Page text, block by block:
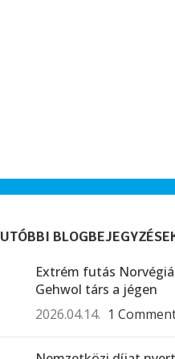
Extrém futás
Gehwol társ a jégen
2026.04.14. 1